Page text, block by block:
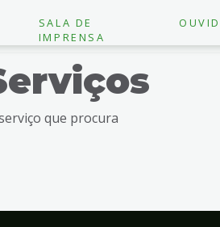
SALA DE
IMPRENSA
que procura